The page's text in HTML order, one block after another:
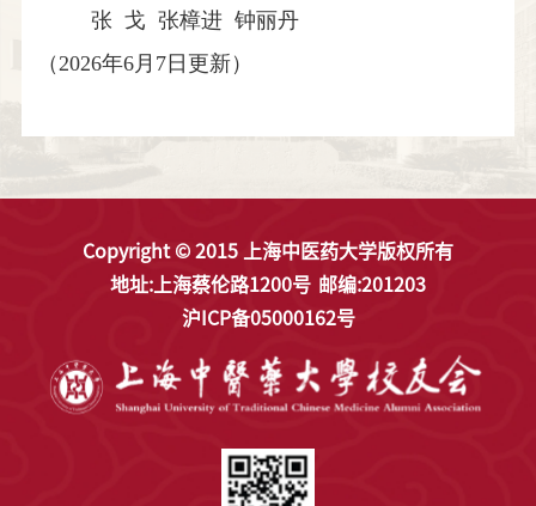
张 戈 张樟进 钟丽丹
（2026年6月7日更新）
Copyright © 2015 上海中医药大学版权所有
地址:上海蔡伦路1200号 邮编:201203
沪ICP备05000162号